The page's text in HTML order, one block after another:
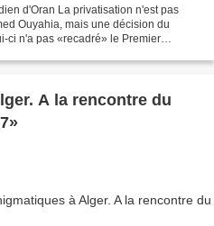
d'Oran La privatisation n'est pas
Ouyahia, mais une décision du
ci n'a pas «recadré» le Premier
A la rencontre du